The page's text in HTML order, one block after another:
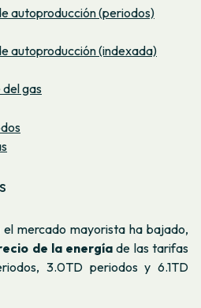
autoproducción (periodos)
autoproducción (indexada)
gas
mercado mayorista ha bajado,
de la energía de las tarifas
3.0TD periodos y 6.1TD